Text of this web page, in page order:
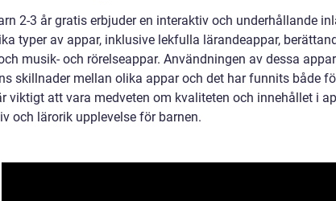
2-3 år gratis erbjuder en interaktiv och underhållande
typer av appar, inklusive lekfulla lärandeappar,
musik- och rörelseappar. Användningen av dessa
skillnader mellan olika appar och det har funnits både
viktigt att vara medveten om kvaliteten och innehållet i
och lärorik upplevelse för barnen.